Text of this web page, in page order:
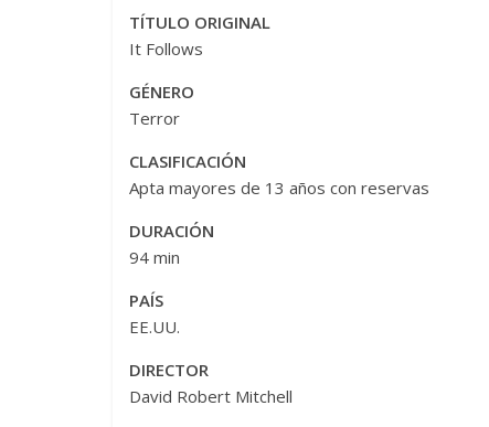
TÍTULO ORIGINAL
It Follows
GÉNERO
Terror
CLASIFICACIÓN
Apta mayores de 13 años con reservas
DURACIÓN
94 min
PAÍS
EE.UU.
DIRECTOR
David Robert Mitchell